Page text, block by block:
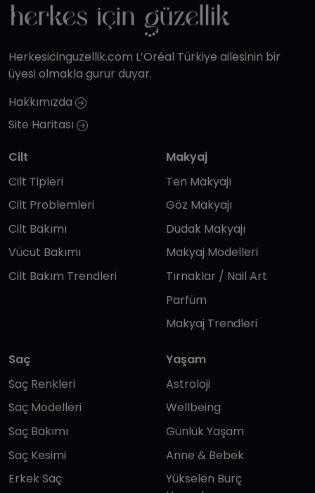
Herkesicinguzellik.com L’Oréal Türkiye ailesinin bir
üyesi olmakla gurur duyar.
Hakkımızda
Site Haritası
Cilt
Cilt Tipleri
Cilt Problemleri
Cilt Bakımı
Vücut Bakımı
Cilt Bakım Trendleri
Makyaj
Ten Makyajı
Göz Makyajı
Dudak Makyajı
Makyaj Modelleri
Tırnaklar / Nail Art
Parfüm
Makyaj Trendleri
Saç
Saç Renkleri
Saç Modelleri
Saç Bakımı
Saç Kesimi
Erkek Saç
Yaşam
Astroloji
Wellbeing
Günlük Yaşam
Anne & Bebek
Yükselen Burç